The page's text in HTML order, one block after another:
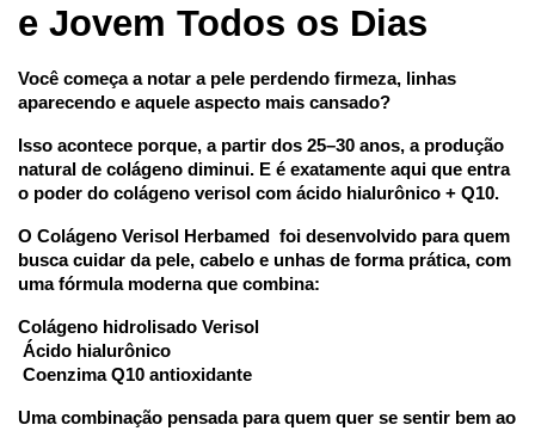
e Jovem Todos os Dias
Você começa a notar a pele perdendo firmeza, linhas
aparecendo e aquele aspecto mais cansado?
Isso acontece porque, a partir dos 25–30 anos, a produção
natural de colágeno diminui. E é exatamente aqui que entra
o poder do colágeno verisol com ácido hialurônico + Q10.
O Colágeno Verisol Herbamed  foi desenvolvido para quem
busca cuidar da pele, cabelo e unhas de forma prática, com
uma fórmula moderna que combina:
Colágeno hidrolisado Verisol
Ácido hialurônico
Coenzima Q10 antioxidante
Uma combinação pensada para quem quer se sentir bem ao